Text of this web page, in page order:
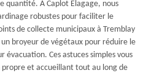
quantité. À Caplot Elagage, nous
robustes pour faciliter le
de collecte municipaux à Tremblay
broyeur de végétaux pour réduire le
Ces astuces simples vous
et accueillant tout au long de